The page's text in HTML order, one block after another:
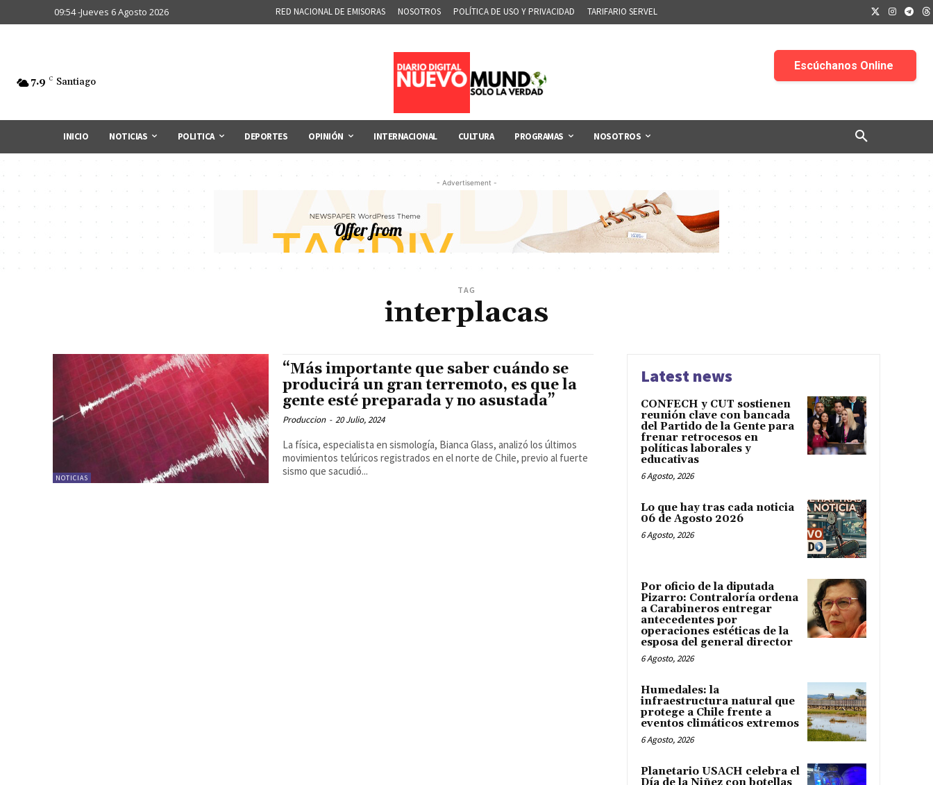
09:54 -Jueves 6 Agosto 2026 RED NACIONAL DE EMISORAS NOSOTROS POLÍTICA DE USO Y PRIVACIDAD TARIFARIO SERVEL
7.9 C Santiago
INICIO NOTICIAS POLITICA DEPORTES OPINIÓN INTERNACIONAL CULTURA PROGRAMAS NOSOTROS
- Advertisement -
TAG
interplacas
NOTICIAS
“Más importante que saber cuándo se
producirá un gran terremoto, es que la
gente esté preparada y no asustada”
Produccion - 20 Julio, 2024
La física, especialista en sismología, Bianca Glass, analizó los últimos
movimientos telúricos registrados en el norte de Chile, previo al fuerte
sismo que sacudió...
Latest news
CONFECH y CUT sostienen
reunión clave con bancada
del Partido de la Gente para
frenar retrocesos en
políticas laborales y
educativas
6 Agosto, 2026
Lo que hay tras cada noticia
06 de Agosto 2026
6 Agosto, 2026
Por oficio de la diputada
Pizarro: Contraloría ordena
a Carabineros entregar
antecedentes por
operaciones estéticas de la
esposa del general director
6 Agosto, 2026
Humedales: la
infraestructura natural que
protege a Chile frente a
eventos climáticos extremos
6 Agosto, 2026
Planetario USACH celebra el